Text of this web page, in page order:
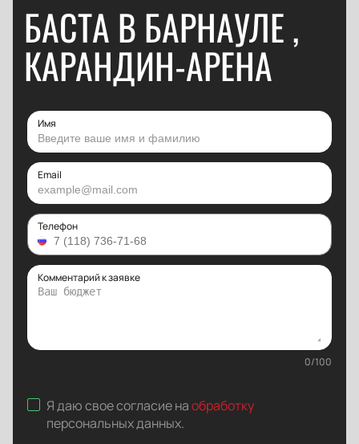
БАСТА В БАРНАУЛЕ ,
КАРАНДИН-АРЕНА
Имя
Email
Телефон
Комментарий к заявке
0/100
Я даю свое согласие наобработку
персональных данных.